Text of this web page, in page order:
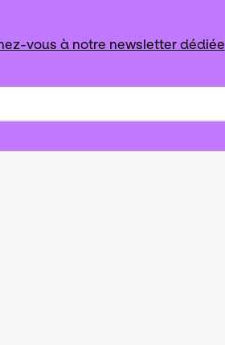
vous à notre newsletter dédiée